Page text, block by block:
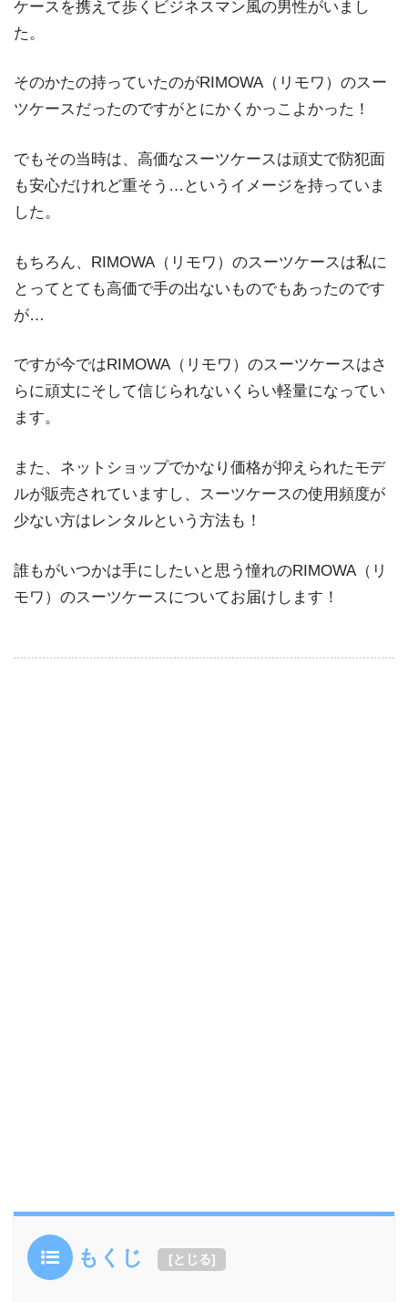
ケースを携えて歩くビジネスマン風の男性がいまし
た。
そのかたの持っていたのがRIMOWA（リモワ）のスー
ツケースだったのですがとにかくかっこよかった！
でもその当時は、高価なスーツケースは頑丈で防犯面
も安心だけれど重そう…というイメージを持っていま
した。
もちろん、RIMOWA（リモワ）のスーツケースは私に
とってとても高価で手の出ないものでもあったのです
が…
ですが今ではRIMOWA（リモワ）のスーツケースはさ
らに頑丈にそして信じられないくらい軽量になってい
ます。
また、ネットショップでかなり価格が抑えられたモデ
ルが販売されていますし、スーツケースの使用頻度が
少ない方はレンタルという方法も！
誰もがいつかは手にしたいと思う憧れのRIMOWA（リ
モワ）のスーツケースについてお届けします！
もくじ [とじる]